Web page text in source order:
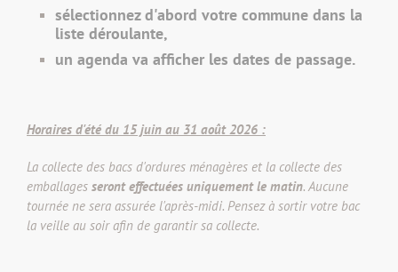
sélectionnez d'abord votre commune dans la
liste déroulante,
un agenda va afficher les dates de passage.
Horaires d'été du 15 juin au 31 août 2026 :
La collecte des bacs d'ordures ménagères et la collecte des
emballages seront effectuées uniquement le matin. Aucune
tournée ne sera assurée l'après-midi. Pensez à sortir votre bac
la veille au soir afin de garantir sa collecte.